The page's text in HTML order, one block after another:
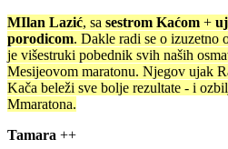
MIlan Lazić, sa sestrom Kaćom +
porodicom. Dakle radi se o izuzetno
je višestruki pobednik svih naših
Mesijeovom maratonu. Njegov ujak
Kača beleži sve bolje rezultate - i
Mmaratona.
Tamara ++